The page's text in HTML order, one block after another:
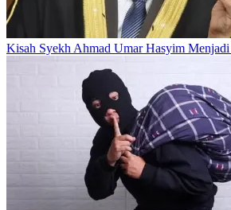
Kisah Syekh Ahmad Umar Hasyim